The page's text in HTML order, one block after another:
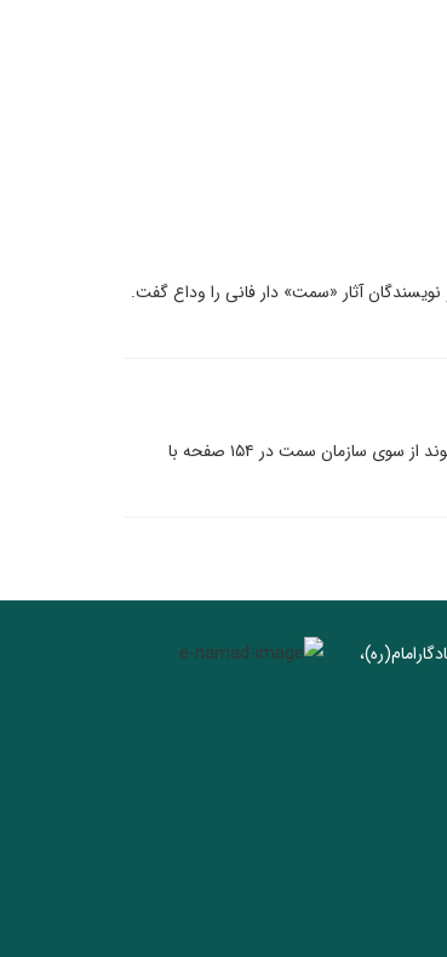
آثار «سمت» دار فانی را وداع گفت.
کتاب عربی (۱) قواعد و متون تالیف محمدحسن حسن‌زاده نیری و یاسر دالوند از سوی سازمان سمت در ۱۵۴ صفحه با